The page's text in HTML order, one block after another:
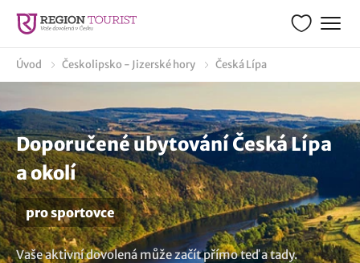
Úvod Českolipsko - Jizerské hory Česká Lípa
Doporučené ubytování Česká Lípa
a okolí
pro sportovce
Vaše aktivní dovolená může začít přímo teď a tady.